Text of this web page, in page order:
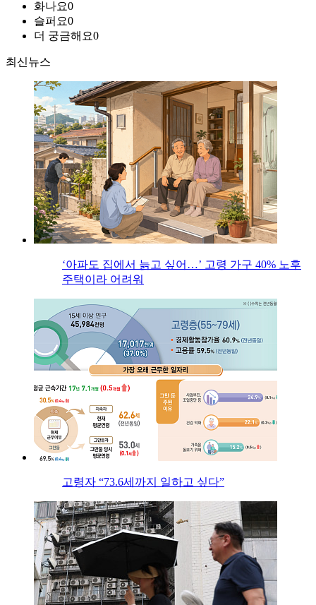
화나요0
슬퍼요0
더 궁금해요0
최신뉴스
‘아파도 집에서 늙고 싶어…’ 고령 가구 40% 노후
주택이라 어려워
고령자 “73.6세까지 일하고 싶다”